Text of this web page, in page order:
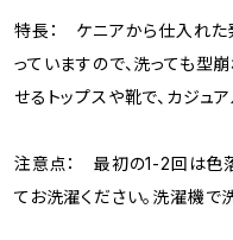
特長： ケニアから仕入れた
っていますので、洗っても型
せるトップスや靴で、カジュ
注意点： 最初の1-2回は色
てお洗濯ください。洗濯機で